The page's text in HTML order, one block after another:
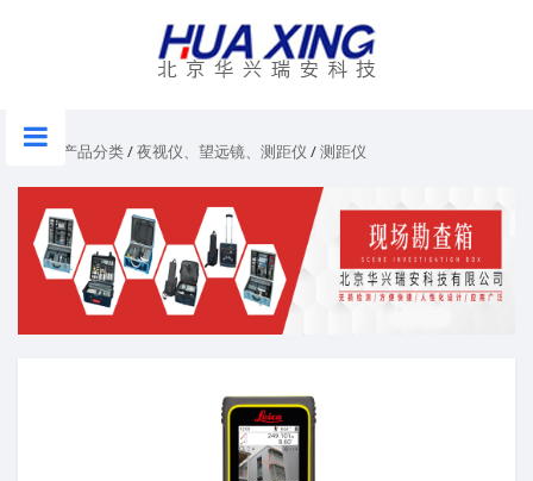
首页 产品分类/夜视仪、望远镜、测距仪 /测距仪